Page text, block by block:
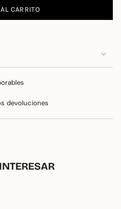
CARRITO
devoluciones